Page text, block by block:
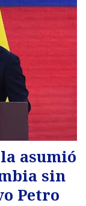
asumió
sin
Petro